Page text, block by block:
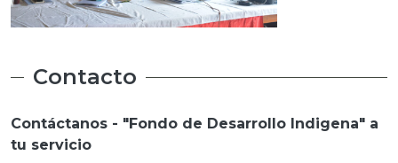
Contacto
Contáctanos - "Fondo de Desarrollo Indigena" a
tu servicio